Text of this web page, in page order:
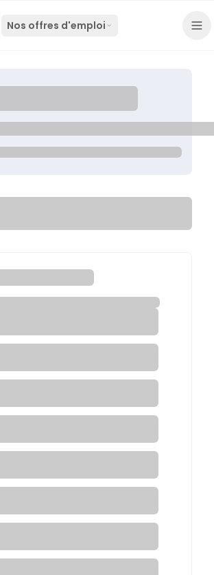
Nos offres d'emploi